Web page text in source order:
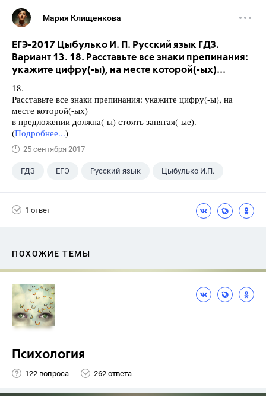
Мария Клищенкова
ЕГЭ-2017 Цыбулько И. П. Русский язык ГДЗ.
Вариант 13. 18. Расставьте все знаки препинания:
укажите цифру(-ы), на месте которой(-ых)...
18.
Расставьте все знаки препинания: укажите цифру(-ы), на
месте которой(-ых)
в предложении должна(-ы) стоять запятая(-ые).
(Подробнее...)
25 сентября 2017
ГДЗ ЕГЭ Русский язык Цыбулько И.П.
1 ответ
ПОХОЖИЕ ТЕМЫ
Психология
122 вопроса 262 ответа